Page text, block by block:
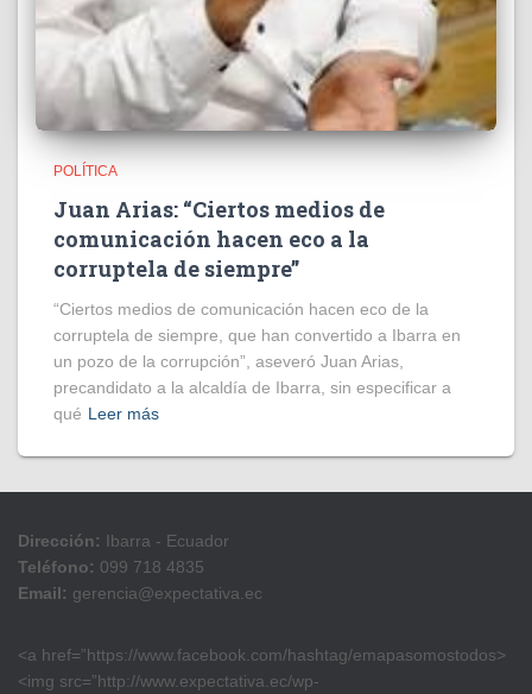
POLÍTICA
Juan Arias: “Ciertos medios de
comunicación hacen eco a la
corruptela de siempre”
“Ciertos medios de comunicación hacen eco de la
corruptela de siempre, que han convertido a Ibarra en
un pozo de la corrupción”, aseveró Juan Arias,
precandidato a la alcaldía de Ibarra, sin especificar a
qué Leer más
Dirección: Ibarra - Ecuador
Teléfono: 099 718 4835
Email: gerencia@expectativa.ec
<a href=”https://www.facebook.com/hashtag/emapasomostodos>
<img src=”http://www.expectativa.ec/wp-